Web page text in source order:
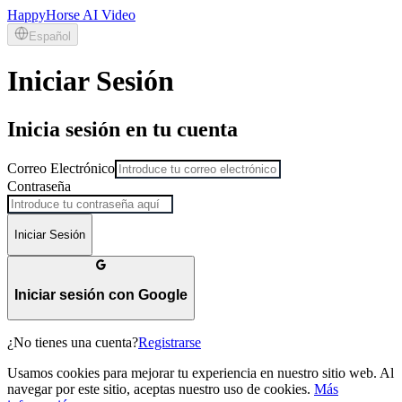
HappyHorse AI Video
Español
Iniciar Sesión
Inicia sesión en tu cuenta
Correo Electrónico
Contraseña
Iniciar Sesión
Iniciar sesión con Google
¿No tienes una cuenta?Registrarse
Usamos cookies para mejorar tu experiencia en nuestro sitio web. Al
navegar por este sitio, aceptas nuestro uso de cookies. Más